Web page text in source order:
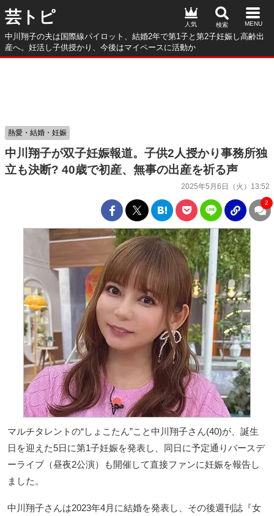
芸トピ
中川翔子の夫は国際線パイロット、結婚2年で第1子と第2子妊娠し高齢出
産へ。妊活し子供授かり、今後はマイペースに活動か
人気
中川翔子が双子妊娠報道。子供2人授かり事務所独
立も決断? 40歳で初産、無事の出産を祈る声
2025年5月6日（火）13:52
熱愛・結婚・妊娠
2
マルチタレントの“しょこたん”こと中川翔子さん(40)が、誕生
日を迎えた5日に第1子妊娠を発表し、同日に予定通りバースデ
ーライブ（昼夜2公演）も開催して直接ファンに妊娠を報告し
ました。
中川翔子さんは2023年4月に結婚を発表し、その後週刊誌『女